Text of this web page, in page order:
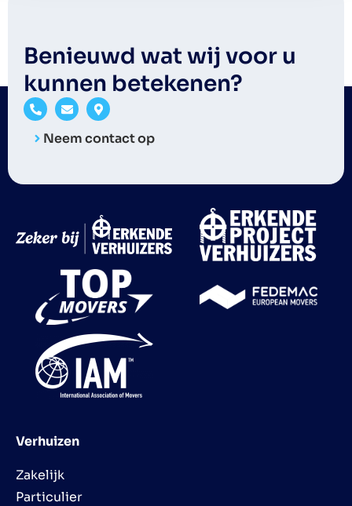
Benieuwd wat wij voor u
kunnen betekenen?
Neem contact op
Verhuizen
Zakelijk
Particulier